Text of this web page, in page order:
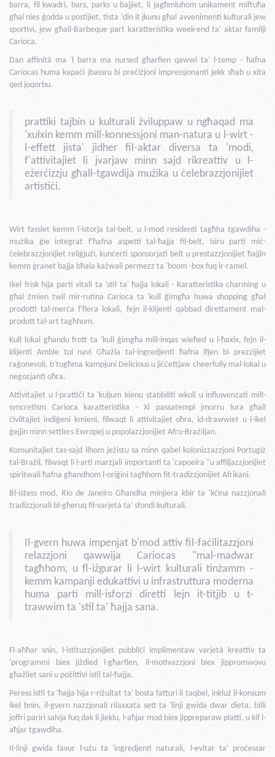
barra, fil kwadri, bars, parks u bajjiet, li jagħmluhom unikament miftuħa
għal nies ġodda u postijiet, tista 'din it jkunu għal avvenimenti kulturali jew
sportivi, jew għall-Barbeque part karatteristika week-end ta' aktar familji
Carioca.
Dan affinità ma 'l barra ma nursed għarfien qawwi ta' l-temp - ħafna
Cariocas huma kapaċi jbassru bi preċiżjoni impressjonanti jekk sħab u xita
qed joqorbu.
prattiki tajbin u kulturali żviluppaw u ngħaqad ma
'xulxin kemm mill-konnessjoni man-natura u l-wirt -
l-effett jista' jidher fil-aktar diversa ta 'modi,
f'attivitajiet li jvarjaw minn sajd rikreattiv u l-
eżerċizzju għall-tgawdija mużika u ċelebrazzjonijiet
artistiċi.
Wirt fasslet kemm l-istorja tal-belt, u l-mod residenti tagħha tgawdiha -
mużika ġie integrat f'ħafna aspetti tal-ħajja fil-belt, isiru parti miċ-
ċelebrazzjonijiet reliġjużi, kunċerti sponsorjati belt u prestazzjonijiet ħajjin
kemm ġranet bajja bħala każwali permezz ta 'boom -box fuq ir-ramel.
Ikel frisk hija parti vitali ta 'stil ta' ħajja lokali - Karatteristika charming u
għal żmien twil mir-rutina Carioca ta 'kull ġimgħa huwa shopping għal
prodotti tal-merċa f'fiera lokali, fejn il-klijenti qabbad direttament mal-
prodott tal-art tagħhom.
Kull lokal għandu frott ta 'kull ġimgħa mill-inqas wieħed u l-ħaxix, fejn il-
klijenti Amble tul navi Għażla tal-ingredjenti ħafna ifjen bi prezzijiet
raġonevoli, b'togħma kampjuni Delicious u jiċċettjaw cheerfully mal-lokal u
negozjanti oħra.
Attivitajiet u l-prattiċi ta 'kuljum kienu stabbiliti wkoll u influwenzati mill-
syncretism Carioca karatteristika - Xi passatempi jmorru lura għall
ċiviltajiet indiġeni kmieni, filwaqt li attivitajiet oħra, id-drawwiet u l-ikel
ġejjin minn settlers Ewropej u popolazzjonijiet Afro-Brażiljan.
Komunitajiet tas-sajd ilhom jeżistu sa minn qabel kolonizzazzjoni Portugiż
tal-Brażil, filwaqt li l-arti marzjali importanti ta 'capoeira "u affiljazzjonijiet
spiritwali ħafna għandhom l-oriġini tagħhom fit-tradizzjonijiet Afrikani.
Bl-istess mod, Rio de Janeiro Għandha minjiera kbir ta 'kċina nazzjonali
tradizzjonali bl-għeruq fil-varjetà ta' sfondi kulturali.
Il-gvern huwa impenjat b'mod attiv fil-faċilitazzjoni
relazzjoni qawwija Cariocas "mal-madwar
tagħhom, u fl-iżgurar li l-wirt kulturali tinżamm -
kemm kampanji edukattivi u infrastruttura moderna
huma parti mill-isforzi diretti lejn it-titjib u t-
trawwim ta 'stil ta' ħajja sana.
Fl-aħħar snin, l-istituzzjonijiet pubbliċi implimentaw varjetà kreattiv ta
'programmi biex jiżdied l-għarfien, il-motivazzjoni biex jippromwovu
għażliet sani u pożittivi istil tal-ħajja.
Peress istil ta 'ħajja hija r-riżultat ta' bosta fatturi li taqbel, inkluż il-konsum
ikel bnin, il-gvern nazzjonali rilaxxata sett ta 'linji gwida dwar dieta, billi
joffri pariri salvja fuq dak li jieklu, l-aħjar mod biex jippreparaw platti, u kif l-
aħjar tgawdiha.
Il-linji gwida favur l-użu ta 'ingredjenti naturali, l-evitar ta' proċessar